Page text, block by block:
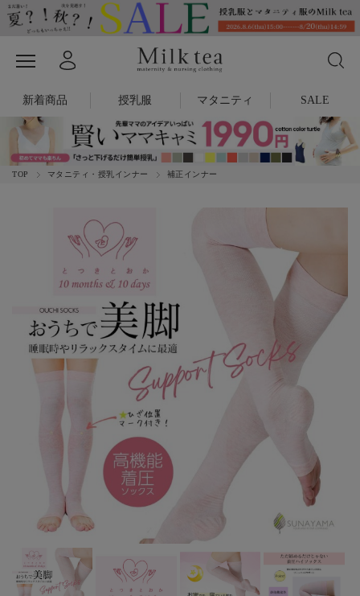
新着商品 授乳服 マタニティ SALE
TOP マタニティ・授乳インナー 補正インナー